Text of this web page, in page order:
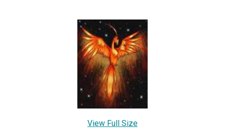
View Full Size